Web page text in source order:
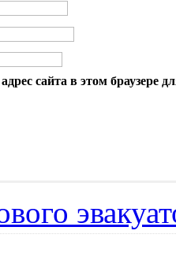
сайта в этом браузере